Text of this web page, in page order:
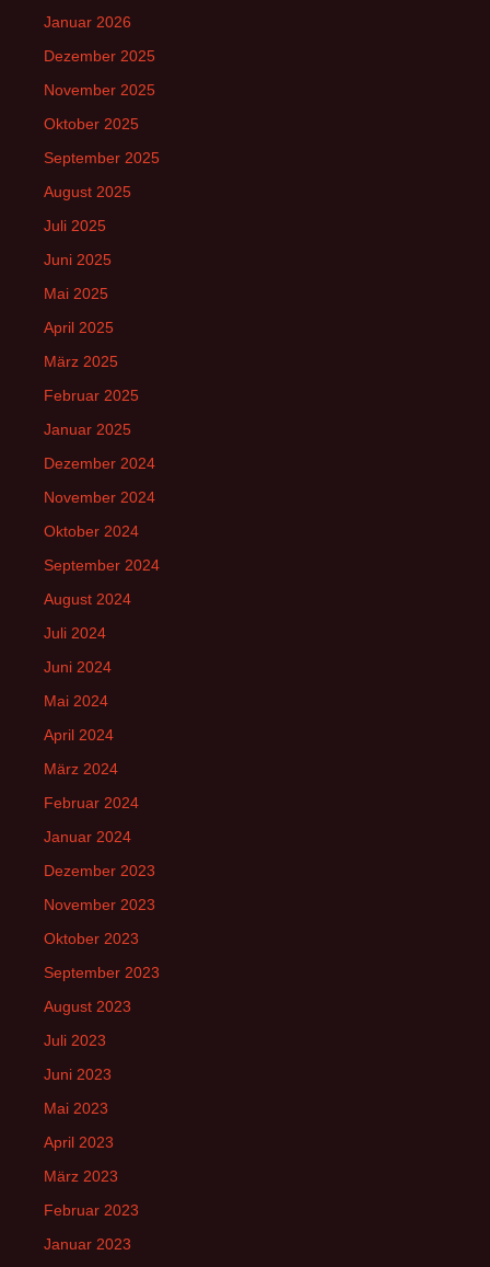
Januar 2026
Dezember 2025
November 2025
Oktober 2025
September 2025
August 2025
Juli 2025
Juni 2025
Mai 2025
April 2025
März 2025
Februar 2025
Januar 2025
Dezember 2024
November 2024
Oktober 2024
September 2024
August 2024
Juli 2024
Juni 2024
Mai 2024
April 2024
März 2024
Februar 2024
Januar 2024
Dezember 2023
November 2023
Oktober 2023
September 2023
August 2023
Juli 2023
Juni 2023
Mai 2023
April 2023
März 2023
Februar 2023
Januar 2023